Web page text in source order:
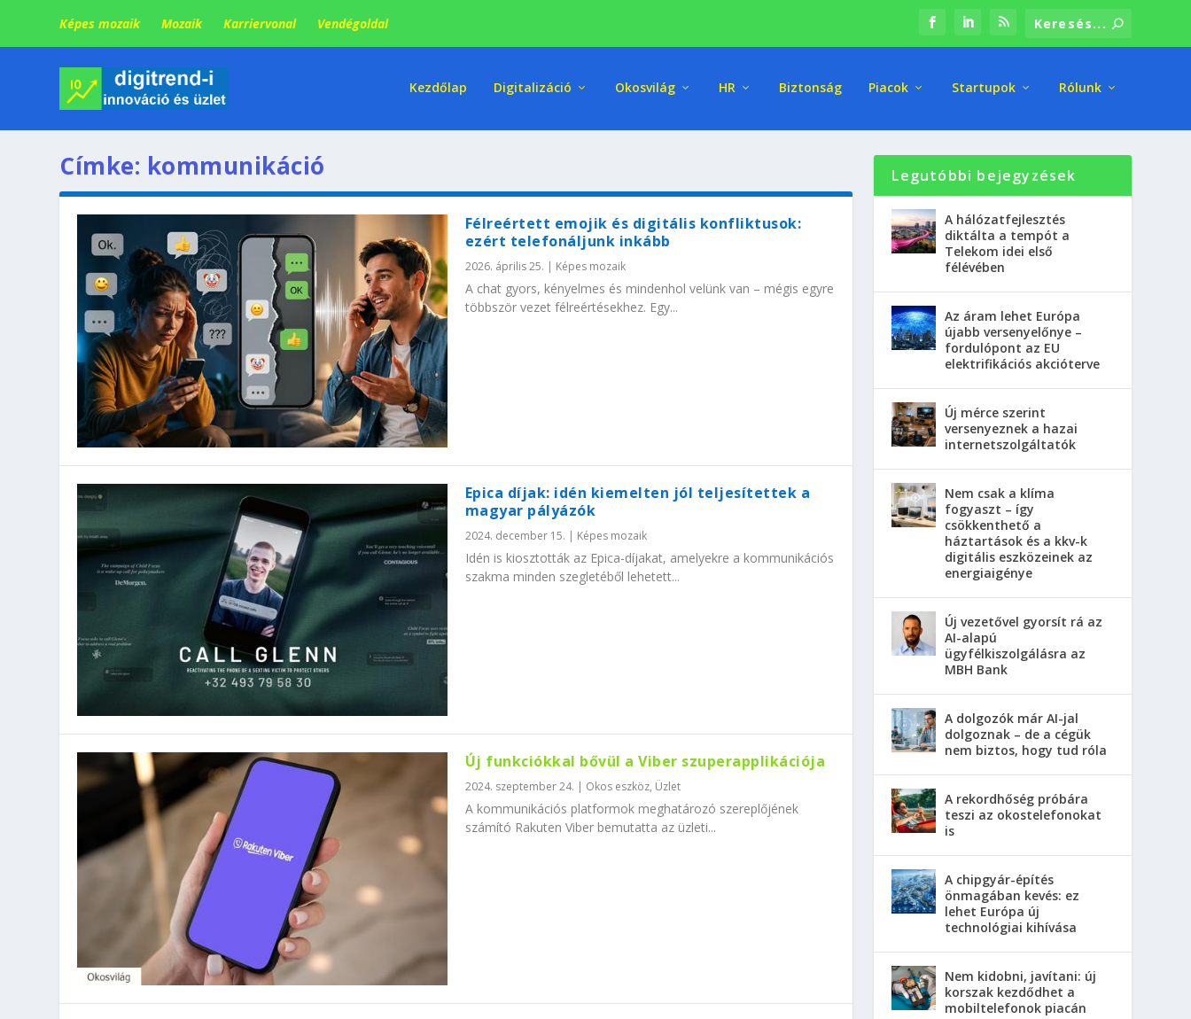
Képes mozaik Mozaik Karriervonal Vendégoldal
Kezdőlap Digitalizáció Okosvilág HR Biztonság Piacok Startupok Rólunk
Címke: kommunikáció
Félreértett emojik és digitális konfliktusok:
ezért telefonáljunk inkább
2026. április 25. | Képes mozaik
A chat gyors, kényelmes és mindenhol velünk van – mégis egyre
többször vezet félreértésekhez. Egy...
Epica díjak: idén kiemelten jól teljesítettek a
magyar pályázók
2024. december 15. | Képes mozaik
Idén is kiosztották az Epica-díjakat, amelyekre a kommunikációs
szakma minden szegletéből lehetett...
Új funkciókkal bővül a Viber szuperapplikációja
2024. szeptember 24. | Okos eszköz, Üzlet
A kommunikációs platformok meghatározó szereplőjének
számító Rakuten Viber bemutatta az üzleti...
Legutóbbi bejegyzések
A hálózatfejlesztés
diktálta a tempót a
Telekom idei első
félévében
Az áram lehet Európa
újabb versenyelőnye –
fordulópont az EU
elektrifikációs akcióterve
Új mérce szerint
versenyeznek a hazai
internetszolgáltatók
Nem csak a klíma
fogyaszt – így
csökkenthető a
háztartások és a kkv-k
digitális eszközeinek az
energiaigénye
Új vezetővel gyorsít rá az
AI-alapú
ügyfélkiszolgálásra az
MBH Bank
A dolgozók már AI-jal
dolgoznak – de a cégük
nem biztos, hogy tud róla
A rekordhőség próbára
teszi az okostelefonokat
is
A chipgyár-építés
önmagában kevés: ez
lehet Európa új
technológiai kihívása
Nem kidobni, javítani: új
korszak kezdődhet a
mobiltelefonok piacán